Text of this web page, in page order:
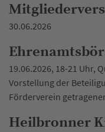
30.06.2026
19.06.2026, 18-21 Uhr,
Vorstellung der
Förderverein
Heilbronner